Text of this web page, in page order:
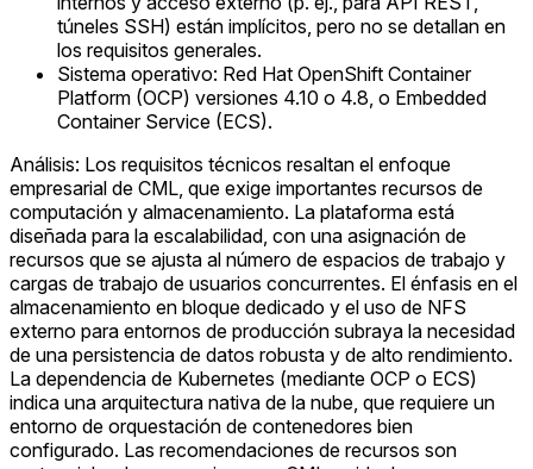
túneles SSH) están implícitos, pero no se detallan en
los requisitos generales.
Sistema operativo: Red Hat OpenShift Container
Platform (OCP) versiones 4.10 o 4.8, o Embedded
Container Service (ECS).
Análisis: Los requisitos técnicos resaltan el enfoque
empresarial de CML, que exige importantes recursos de
computación y almacenamiento. La plataforma está
diseñada para la escalabilidad, con una asignación de
recursos que se ajusta al número de espacios de trabajo y
cargas de trabajo de usuarios concurrentes. El énfasis en el
almacenamiento en bloque dedicado y el uso de NFS
externo para entornos de producción subraya la necesidad
de una persistencia de datos robusta y de alto rendimiento.
La dependencia de Kubernetes (mediante OCP o ECS)
indica una arquitectura nativa de la nube, que requiere un
entorno de orquestación de contenedores bien
configurado. Las recomendaciones de recursos son